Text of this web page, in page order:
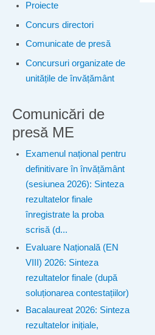
Proiecte
Concurs directori
Comunicate de presă
Concursuri organizate de
unitățile de învățământ
Comunicări de
presă ME
Examenul național pentru
definitivare în învățământ
(sesiunea 2026): Sinteza
rezultatelor finale
înregistrate la proba
scrisă (d...
Evaluare Națională (EN
VIII) 2026: Sinteza
rezultatelor finale (după
soluționarea contestațiilor)
Bacalaureat 2026: Sinteza
rezultatelor inițiale,